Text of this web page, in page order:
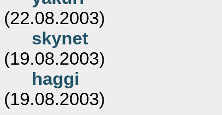
(22.08.2003)
skynet
(19.08.2003)
haggi
(19.08.2003)